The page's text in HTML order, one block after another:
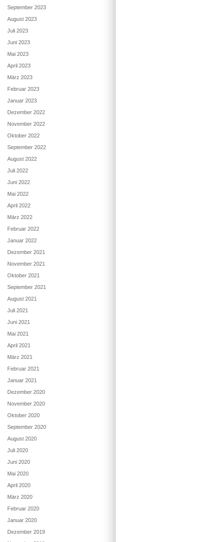
September 2023
August 2023
Juli 2023
Juni 2023
Mai 2023
April 2023
März 2023
Februar 2023
Januar 2023
Dezember 2022
November 2022
Oktober 2022
September 2022
August 2022
Juli 2022
Juni 2022
Mai 2022
April 2022
März 2022
Februar 2022
Januar 2022
Dezember 2021
November 2021
Oktober 2021
September 2021
August 2021
Juli 2021
Juni 2021
Mai 2021
April 2021
März 2021
Februar 2021
Januar 2021
Dezember 2020
November 2020
Oktober 2020
September 2020
August 2020
Juli 2020
Juni 2020
Mai 2020
April 2020
März 2020
Februar 2020
Januar 2020
Dezember 2019